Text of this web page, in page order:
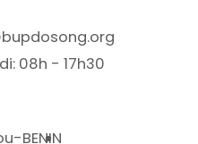
08h - 17h30
BENIN